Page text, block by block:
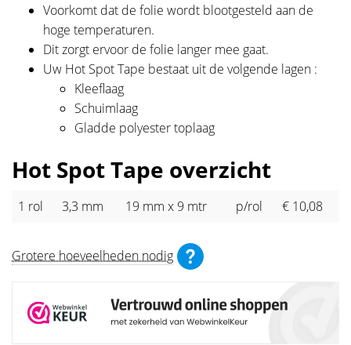
Voorkomt dat de folie wordt blootgesteld aan de
hoge temperaturen.
Dit zorgt ervoor de folie langer mee gaat.
Uw Hot Spot Tape bestaat uit de volgende lagen :
Kleeflaag
Schuimlaag
Gladde polyester toplaag
Hot Spot Tape overzicht
1 rol 3,3 mm 19 mm x 9 mtr p/rol € 10,08
Grotere hoeveelheden nodig